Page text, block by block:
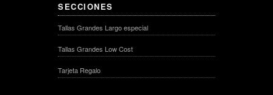
SECCIONES
Tallas Grandes Largo especial
Tallas Grandes Low Cost
Tarjeta Regalo